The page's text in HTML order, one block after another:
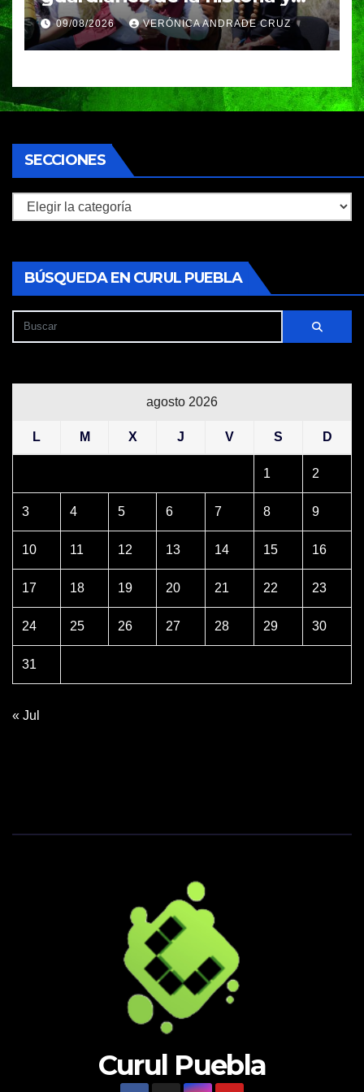
fuentes de vida para Puebla:
Armenta
09/08/2026 VERÓNICA ANDRADE CRUZ
SECCIONES
Secciones
BÚSQUEDA EN CURUL PUEBLA
agosto 2026
L M X J V S D
1 2
3 4 5 6 7 8 9
10 11 12 13 14 15 16
17 18 19 20 21 22 23
24 25 26 27 28 29 30
31
« Jul
Curul Puebla